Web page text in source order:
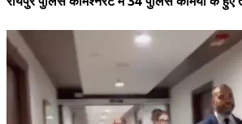
05 Aug 2026 31 Views
पीएम मोदी का वीडियो हटाने पर जुकरबर्ग ने माफी मांगी